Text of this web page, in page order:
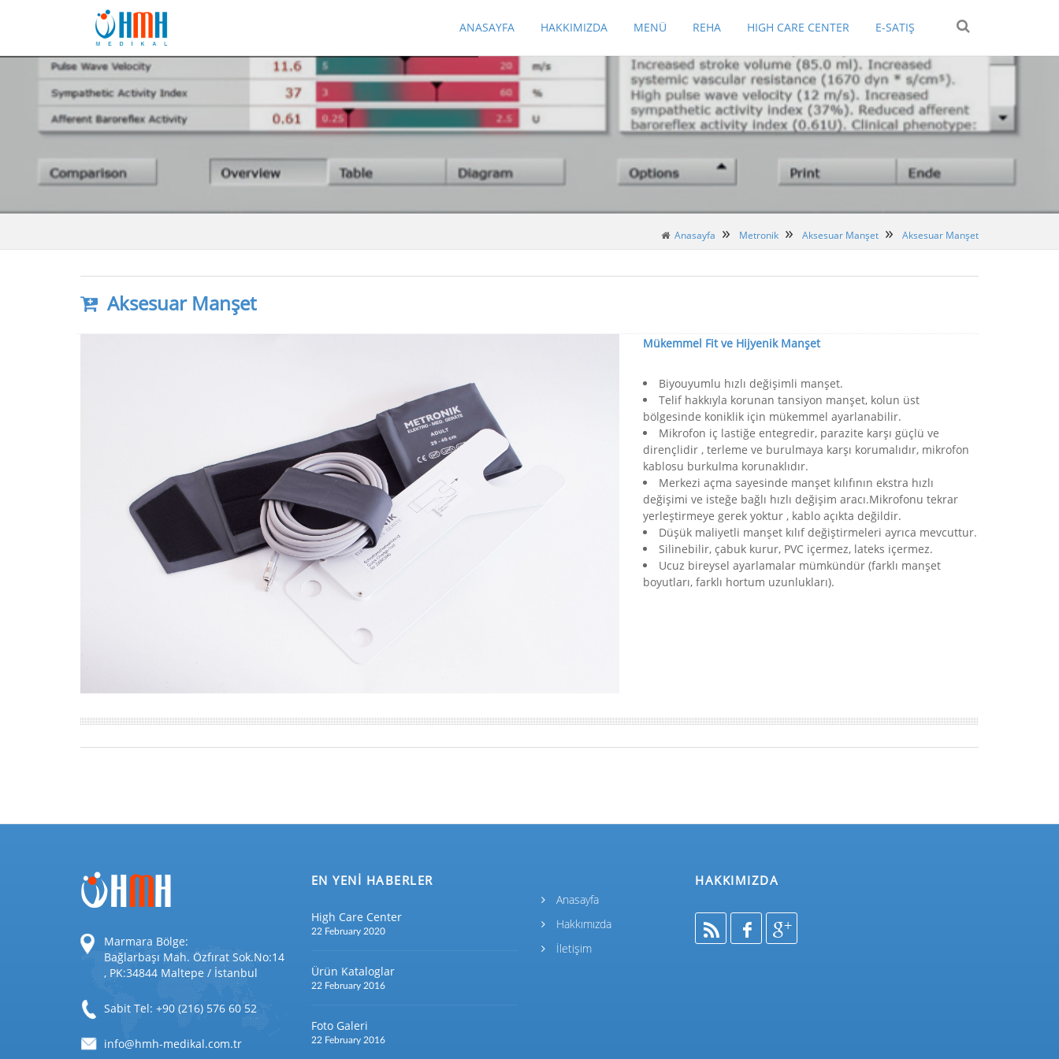
ANASAYFA HAKKIMIZDA MENÜ REHA HIGH CARE CENTER E-SATIŞ
Anasayfa Metronik Aksesuar Manşet Aksesuar Manşet
Aksesuar Manşet
Mükemmel Fit ve Hijyenik Manşet
Biyouyumlu hızlı değişimli manşet.
Telif hakkıyla korunan tansiyon manşet, kolun üst
bölgesinde koniklik için mükemmel ayarlanabilir.
Mikrofon iç lastiğe entegredir, parazite karşı güçlü ve
dirençlidir , terleme ve burulmaya karşı korumalıdır, mikrofon
kablosu burkulma korunaklıdır.
Merkezi açma sayesinde manşet kılıfının ekstra hızlı
değişimi ve isteğe bağlı hızlı değişim aracı.Mikrofonu tekrar
yerleştirmeye gerek yoktur , kablo açıkta değildir.
Düşük maliyetli manşet kılıf değiştirmeleri ayrıca mevcuttur.
Silinebilir, çabuk kurur, PVC içermez, lateks içermez.
Ucuz bireysel ayarlamalar mümkündür (farklı manşet
boyutları, farklı hortum uzunlukları).
Marmara Bölge:
Bağlarbaşı Mah. Özfırat Sok.No:14
, PK:34844 Maltepe / İstanbul
Sabit Tel: +90 (216) 576 60 52
EN YENİ HABERLER
High Care Center
22 February 2020
Ürün Kataloglar
22 February 2016
Foto Galeri
22 February 2016
Anasayfa
Hakkımızda
İletişim
HAKKIMIZDA